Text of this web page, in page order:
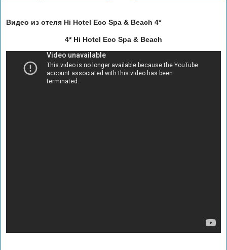
Видео из отеля Hi Hotel Eco Spa & Beach 4*
4* Hi Hotel Eco Spa & Beach